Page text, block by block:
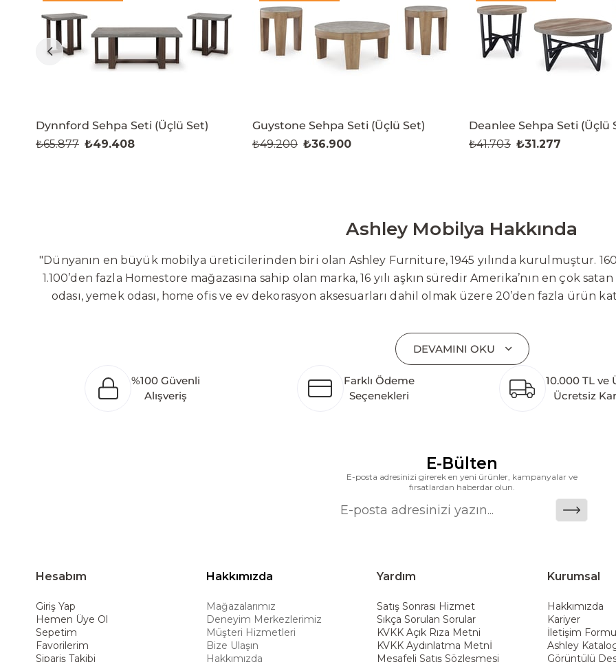
Dynnford Sehpa Seti (Üçlü Set)
₺49.408
₺65.877
Guystone Sehpa Seti (Üçlü Set)
₺36.900
₺49.200
Deanlee Sehpa Seti (Üçlü
₺31.277
₺41.703
Ashley Mobilya Hakkında
"Dünyanın en büyük mobilya üreticilerinden biri olan Ashley Furniture, 1945 yılında kurulmuştur.
1.100’den fazla Homestore mağazasına sahip olan marka, 16 yılı aşkın süredir Amerika’nın en çok
odası, yemek odası, home ofis ve ev dekorasyon aksesuarları dahil olmak üzere 20’den fazla ürün
global altyapısı sayesinde dünya çapında önemli bir pazar payına ulaşmıştır. Marka; sadece
yaratacağı değerlere odaklanarak sürekli gelişimi temel yaklaşım olarak benimsemektedir.
Bölgesi’nde 100 dönüm arazi üzerine kurulan üretim tesisinin altyapısı tamamlanmıştır. Ashley
oluşturarak Orta Doğu, Avrupa ve Kuzey Afrika pazarlarına hizmet vermektir. Dünya genelinde 7
Türkiye’de üretim yapması, istihdam ve ekonomik katkı açısından önemli bir değer yaratmaktadır.
ürünleriyle kullanıcılarına uzun ömürlü çözümler sunar. Teknoloji ve mağazacılığı bir araya
deneyimiyle müşterilerine üstün bir alışveriş deneyimi sunmak ve bu konforu her eve taşımak
DEVAMINI OKU
%100 Güvenli
Alışveriş
Farklı Ödeme
Seçenekleri
10.000 TL ve
Ücretsiz
E-Bülten
E-posta adresinizi girerek en yeni ürünler, kampanyalar ve
fırsatlardan haberdar olun.
Hesabım
Giriş Yap
Hemen Üye Ol
Sepetim
Favorilerim
Sipariş Takibi
Hakkımızda
Mağazalarımız
Deneyim Merkezlerimiz
Müşteri Hizmetleri
Bize Ulaşın
Hakkımızda
Yardım
Satış Sonrası Hizmet
Sıkça Sorulan Sorular
KVKK Açık Rıza Metni
KVKK Aydınlatma Metnİ
Mesafeli Satış Sözleşmesi
Kurumsal
Hakkımızda
Kariyer
İletişim Formu
Ashley
Görüntülü